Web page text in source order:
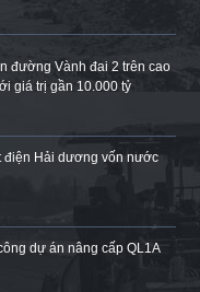
đường Vành đai 2 trên cao
giá trị gần 10.000 tỷ
điện Hải dương vốn nước
dự án nâng cấp QL1A